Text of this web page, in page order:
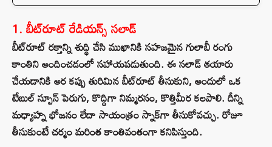
1. బీట్‌రూట్ రేడియన్స్ సలాడ్
బీట్‌రూట్ రక్తాన్ని శుద్ధి చేసి ముఖానికి సహజమైన గులాబీ రంగు
కాంతిని అందించడంలో సహాయపడుతుంది. ఈ సలాడ్ తయారు
చేయడానికి అర కప్పు తురిమిన బీట్‌రూట్ తీసుకుని, అందులో ఒక
టేబుల్ స్పూన్ పెరుగు, కొద్దిగా నిమ్మరసం, కొత్తిమీర కలపాలి. దీన్ని
మధ్యాహ్న భోజనం లేదా సాయంత్రం స్నాక్‌గా తీసుకోవచ్చు. రోజూ
తీసుకుంటే చర్మం మరింత కాంతివంతంగా కనిపిస్తుంది.